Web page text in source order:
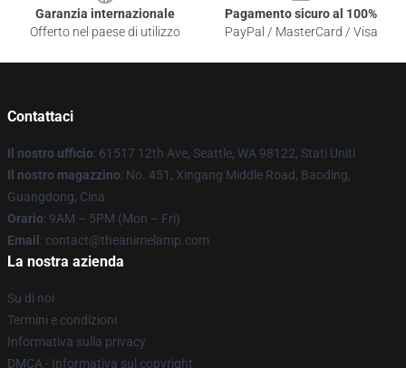
Garanzia internazionale
Offerto nel paese di utilizzo
Pagamento sicuro al 100%
PayPal / MasterCard / Visa
Contattaci
Il nostro ufficio: 61517 12th Ave, Seattle, WA 98122, Stati Uniti
Il nostro magazzino: No. 451, Xingang Middle Road, Baoding,
Guangdong, Cina
Orario: 9AM – 5PM (Mon – Fri)
Email : contact@theanimelamp.com
La nostra azienda
Su di noi
Termini e condizioni
Informativa sulla privacy
DMCA - Informativa sul copyright